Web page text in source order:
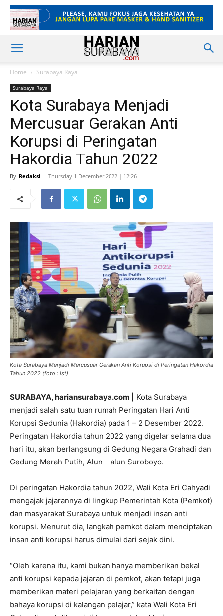
Home Surabaya Raya
Surabaya Raya
Kota Surabaya Menjadi
Mercusuar Gerakan Anti
Korupsi di Peringatan
Hakordia Tahun 2022
By Redaksi - Thursday 1 December 2022 | 12:26
Kota Surabaya Menjadi Mercusuar Gerakan Anti Korupsi di Peringatan Hakordia
Tahun 2022 (foto : ist)
SURABAYA, hariansurabaya.com |
Kota Surabaya
menjadi salah satu tuan rumah Peringatan Hari Anti
Korupsi Sedunia (Hakordia) pada 1 – 2 Desember 2022.
Peringatan Hakordia tahun 2022 yang digelar selama dua
hari itu, akan berlangsung di Gedung Negara Grahadi dan
Gedung Merah Putih, Alun – alun Suroboyo.
Di peringatan Hakordia tahun 2022, Wali Kota Eri Cahyadi
mengajak jajarannya di lingkup Pemerintah Kota (Pemkot)
dan masyarakat Surabaya untuk menjadi insan anti
korupsi. Menurut dia, langkah pemkot dalam menciptakan
insan anti korupsi harus dimulai dari sejak dini.
“Oleh karena itu, kami bukan hanya memberikan bekal
anti korupsi kepada jajaran di pemkot, akan tetapi juga
memberikan materi pelajaran yang berkaitan dengan
bahaya korupsi di kalangan pelajar,” kata Wali Kota Eri